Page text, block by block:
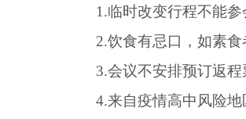
1.临时改变行程不能
2.饮食有忌口，如素
3.会议不安排预订返
4.来自疫情高中风险